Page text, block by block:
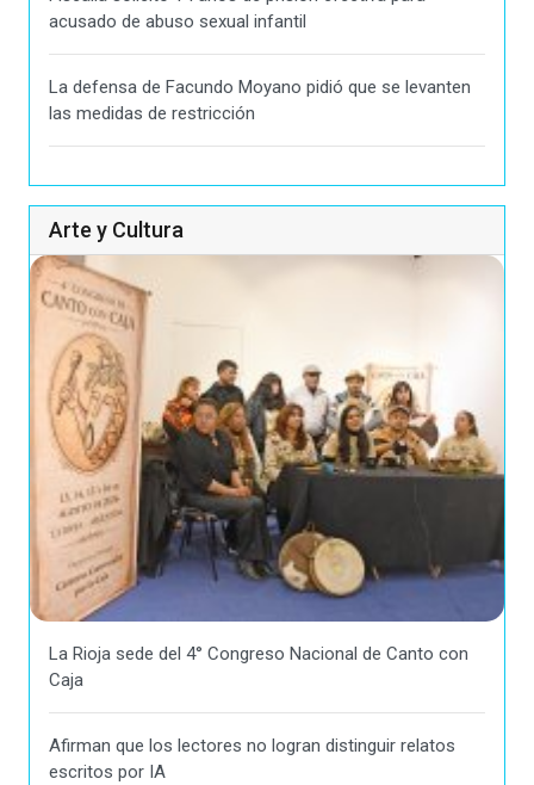
acusado de abuso sexual infantil
La defensa de Facundo Moyano pidió que se levanten
las medidas de restricción
Arte y Cultura
La Rioja sede del 4° Congreso Nacional de Canto con
Caja
Afirman que los lectores no logran distinguir relatos
escritos por IA